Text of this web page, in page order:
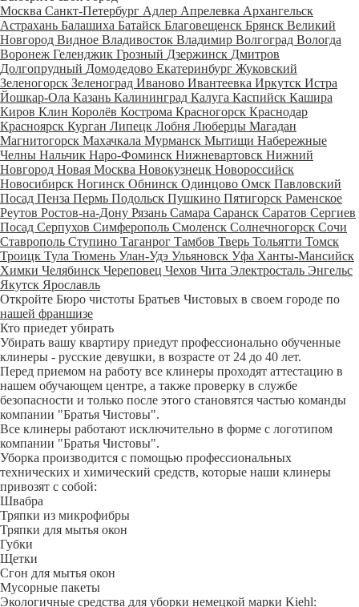
Москва Санкт-Петербург Адлер Апрелевка Архангельск
Астрахань Балашиха Батайск Благовещенск Брянск Великий
Новгород Видное Владивосток Владимир Волгоград Вологда
Воронеж Геленджик Грозный Дзержинск Дмитров
Долгопрудный Домодедово Екатеринбург Жуковский
Зеленогорск Зеленоград Иваново Ивантеевка Иркутск Истра
Йошкар-Ола Казань Калининград Калуга Каспийск Кашира
Киров Клин Королёв Кострома Красногорск Краснодар
Красноярск Курган Липецк Лобня Люберцы Магадан
Магнитогорск Махачкала Мурманск Мытищи Набережные
Челны Нальчик Наро-Фоминск Нижневартовск Нижний
Новгород Новая Москва Новокузнецк Новороссийск
Новосибирск Ногинск Обнинск Одинцово Омск Павловский
Посад Пенза Пермь Подольск Пушкино Пятигорск Раменское
Реутов Ростов-на-Дону Рязань Самара Саранск Саратов Сергиев
Посад Серпухов Симферополь Смоленск Солнечногорск Сочи
Ставрополь Ступино Таганрог Тамбов Тверь Тольятти Томск
Троицк Тула Тюмень Улан-Удэ Ульяновск Уфа Ханты-Мансийск
Химки Челябинск Череповец Чехов Чита Электросталь Энгельс
Якутск Ярославль
Откройте Бюро чистоты Братьев Чистовых в своем городе по
нашей франшизе
Кто приедет убирать
Убирать вашу квартиру приедут профессионально обученные
клинеры - русские девушки, в возрасте от 24 до 40 лет.
Перед приемом на работу все клинеры проходят аттестацию в
нашем обучающем центре, а также проверку в службе
безопасности и только после этого становятся частью команды
компании "Братья Чистовы".
Все клинеры работают исключительно в форме с логотипом
компании "Братья Чистовы".
Уборка производится с помощью профессиональных
технических и химический средств, которые наши клинеры
привозят с собой:
Швабра
Тряпки из микрофибры
Тряпки для мытья окон
Губки
Щетки
Сгон для мытья окон
Мусорные пакеты
Экологичные средства для уборки немецкой марки Kiehl: